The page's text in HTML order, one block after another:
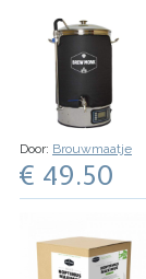
Door: Brouwmaatje
€ 49.50